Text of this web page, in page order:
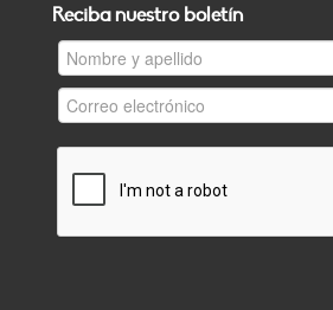
Reciba nuestro boletín